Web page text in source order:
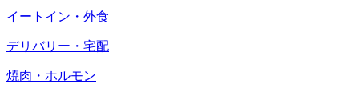
イートイン・外食
デリバリー・宅配
焼肉・ホルモン